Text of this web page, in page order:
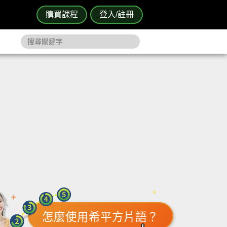
購買課程 登入/註冊
怎麼使用希平方片語？